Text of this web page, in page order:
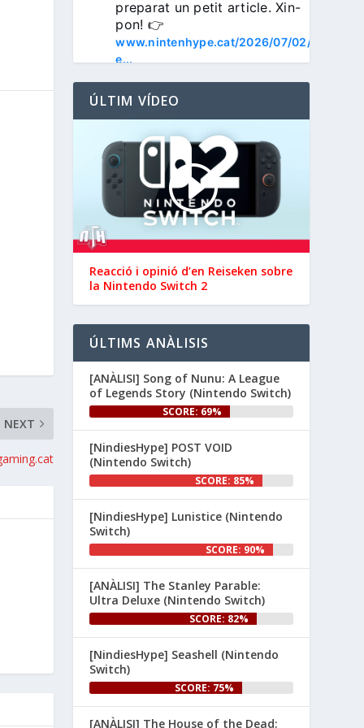
NEXT
preparat un petit article. Xin-
www.nintenhype.cat/2026/07/02/
e...
3
Nintenhype.Cat @nintenhype.cat⋅
1m
📅 Devil May Cry V,
Wanderstop, Citizen Sleeper 2,
i molt més, aquesta setmana a
#NintendoSwitch2
👉
www.nintenhype.cat/2026/06/26/
d...
Nintenhype.Cat @nintenhype.cat
1m
Nintendo:
ÚLTIM VÍDEO
Reacció i opinió d’en ‪Reiseken‬ sobre
la Nintendo Switch 2
ÚLTIMS ANÀLISIS
[ANÀLISI] Song of Nunu: A League
of Legends Story (Nintendo Switch)
SCORE: 69%
[NindiesHype] POST VOID
(Nintendo Switch)
SCORE: 85%
[NindiesHype] Lunistice (Nintendo
Switch)
SCORE: 90%
[ANÀLISI] The Stanley Parable:
Ultra Deluxe (Nintendo Switch)
SCORE: 82%
[NindiesHype] Seashell (Nintendo
Switch)
SCORE: 75%
[ANÀLISI] The House of the Dead: